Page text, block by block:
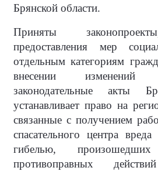
Брянской области.
Приняты
предоставления мер
отдельным категориям
внесении
законодательные акты
устанавливает право на
связанные с получением
спасательного центра
гибелью,
противоправных